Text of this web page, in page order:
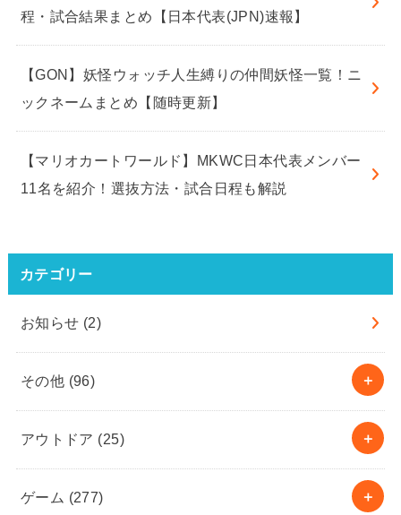
程・試合結果まとめ【日本代表(JPN)速報】
【GON】妖怪ウォッチ人生縛りの仲間妖怪一覧！ニ
ックネームまとめ【随時更新】
【マリオカートワールド】MKWC日本代表メンバー
11名を紹介！選抜方法・試合日程も解説
カテゴリー
お知らせ (2)
その他 (96)
アウトドア (25)
ゲーム (277)